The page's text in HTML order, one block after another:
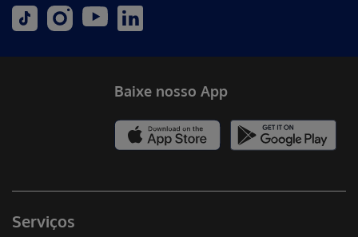
Serviços
Baixe nosso App